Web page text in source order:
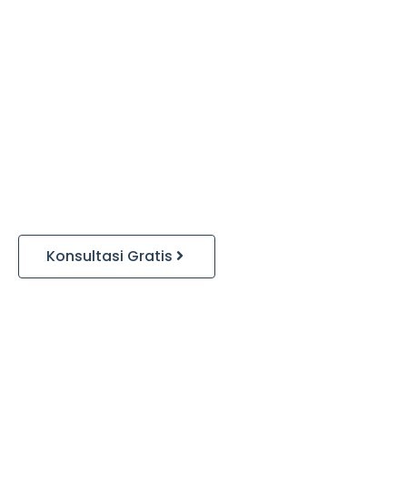
Konsultasi Gratis